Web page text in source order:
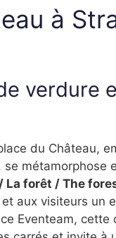
à
verdure
du Château,
métamorphose
La forêt / The
aux visiteurs un
Eventeam,